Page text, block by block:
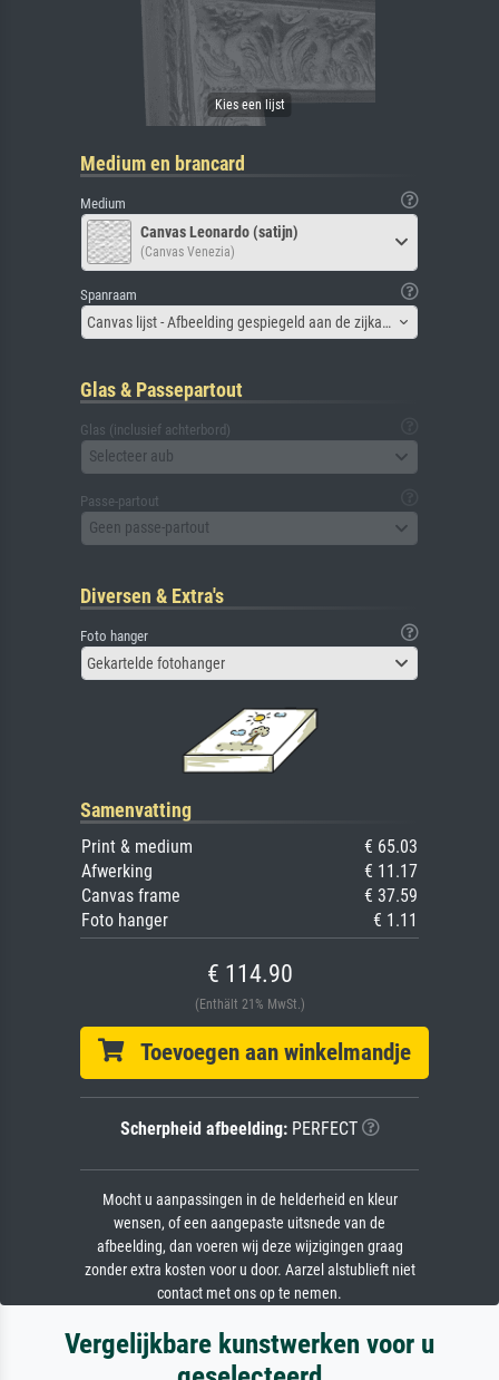
Medium en brancard
Medium
Canvas Leonardo (satijn)
(Canvas Venezia)
Spanraam
Canvas lijst - Afbeelding gespiegeld aan de zijkant
Glas & Passepartout
Glas (inclusief achterbord)
Selecteer aub
Passe-partout
Geen passe-partout
Diversen & Extra's
Foto hanger
Gekartelde fotohanger
Samenvatting
Print & medium
€ 65.03
Afwerking
€ 11.17
Canvas frame
€ 37.59
Foto hanger
€ 1.11
€ 114.90
(Enthält 21% MwSt.)
Toevoegen aan winkelmandje
Scherpheid afbeelding:PERFECT
Mocht u aanpassingen in de helderheid en kleur
wensen, of een aangepaste uitsnede van de
afbeelding, dan voeren wij deze wijzigingen graag
zonder extra kosten voor u door. Aarzel alstublieft niet
contact met ons op te nemen.
Vergelijkbare kunstwerken voor u